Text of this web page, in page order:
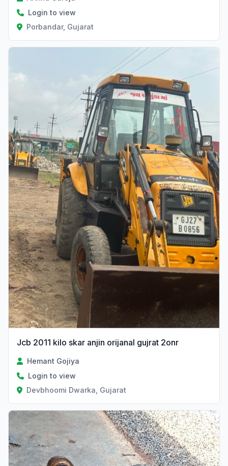
Login to view
Porbandar, Gujarat
Jcb 2011 kilo skar anjin orijanal gujrat 2onr
Hemant Gojiya
Login to view
Devbhoomi Dwarka, Gujarat